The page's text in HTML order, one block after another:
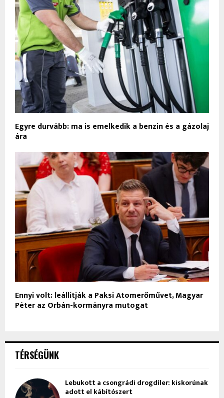
Egyre durvább: ma is emelkedik a benzin és a gázolaj
ára
Ennyi volt: leállítják a Paksi Atomerőművet, Magyar
Péter az Orbán-kormányra mutogat
TÉRSÉGÜNK
Lebukott a csongrádi drogdíler: kiskorúnak
adott el kábítószert